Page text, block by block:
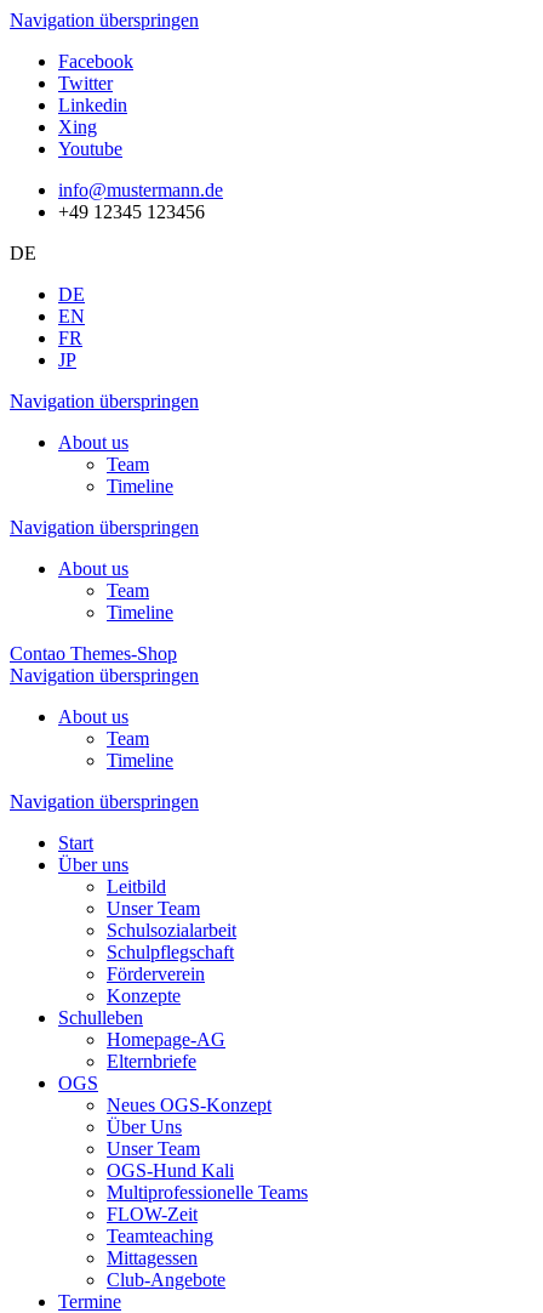
Navigation überspringen
Facebook
Twitter
Linkedin
Xing
Youtube
info@mustermann.de
+49 12345 123456
DE
DE
EN
FR
JP
Navigation überspringen
About us
Team
Timeline
Navigation überspringen
About us
Team
Timeline
Contao Themes-Shop
Navigation überspringen
About us
Team
Timeline
Navigation überspringen
Start
Über uns
Leitbild
Unser Team
Schulsozialarbeit
Schulpflegschaft
Förderverein
Konzepte
Schulleben
Homepage-AG
Elternbriefe
OGS
Neues OGS-Konzept
Über Uns
Unser Team
OGS-Hund Kali
Multiprofessionelle Teams
FLOW-Zeit
Teamteaching
Mittagessen
Club-Angebote
Termine